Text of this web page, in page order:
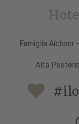
Famiglia
Alta